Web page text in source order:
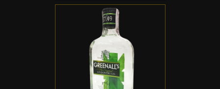
ADD TO CART / DETALLES